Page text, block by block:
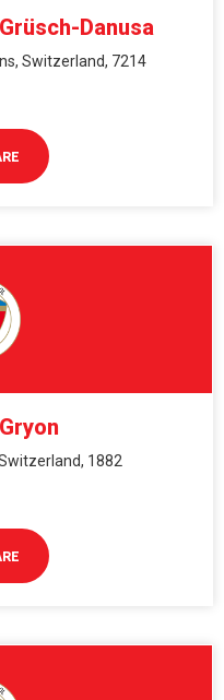
Danusa
Switzerland, 7214
1882